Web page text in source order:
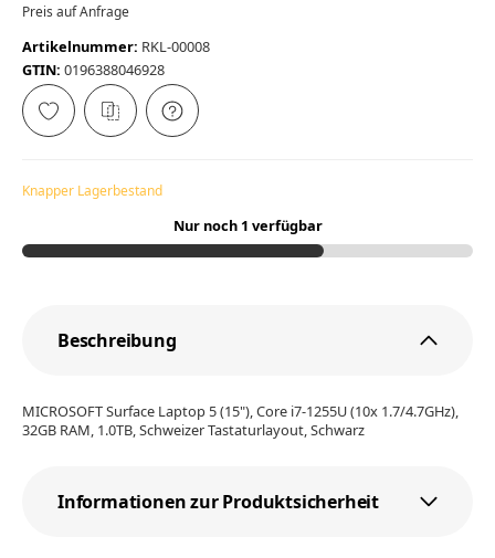
Preis auf Anfrage
Artikelnummer: RKL-00008
GTIN: 0196388046928
Knapper Lagerbestand
Nur noch 1 verfügbar
Beschreibung
MICROSOFT Surface Laptop 5 (15"), Core i7-1255U (10x 1.7/4.7GHz),
32GB RAM, 1.0TB, Schweizer Tastaturlayout, Schwarz
Informationen zur Produktsicherheit